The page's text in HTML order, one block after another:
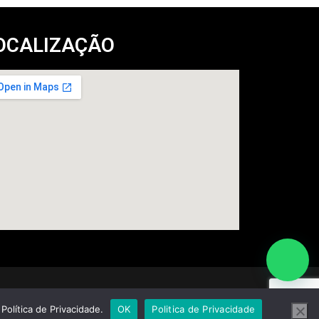
de Privacidade. OK Politica de Privacidade